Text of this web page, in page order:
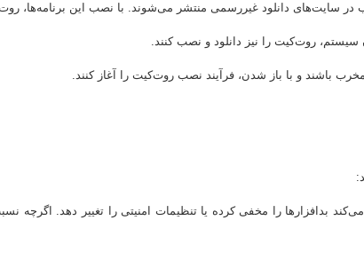
در سایت‌های دانلود غیررسمی منتشر می‌شوند. با نصب این
سیستم، روت‌کیت را نیز دانلود و نصب کنند.
باشند و با باز شدن، فرآیند نصب روت‌کیت را آغاز کنند.
بدافزارها را مخفی کرده یا تنظیمات امنیتی را تغییر دهد. اگرچه